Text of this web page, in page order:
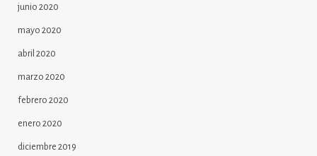
junio 2020
mayo 2020
abril 2020
marzo 2020
febrero 2020
enero 2020
diciembre 2019